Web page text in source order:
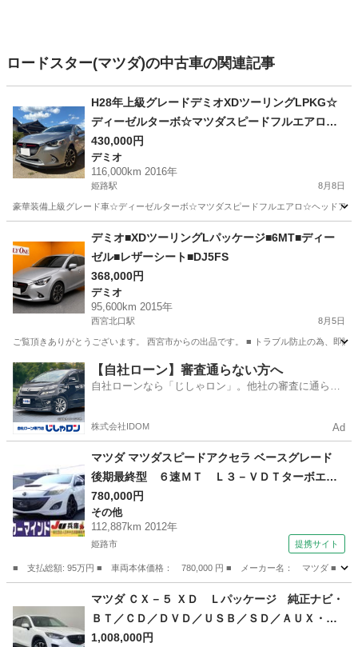
ロードスター(マツダ)の中古車の関連記事
H28年上級グレードデミオXDツーリングLPKG☆
ディーゼルターボ☆マツダスピードフルエアロ☆
レザーシート☆クルコン☆ドラレコ☆車検9年3月
迄！フルセグTV☆バックカメラ☆シートヒーター
430,000円
デミオ
116,000km 2016年
姫路駅 8月8日
豪華装備上級グレード車☆ディーゼルターボ☆マツダスピードフルエアロ☆ヘッドア
姫路駅 デミオ
デミオ■XDツーリングLパッケージ■6MT■ディー
ゼル■レザーシート■DJ5FS
368,000円
デミオ
95,600km 2015年
西宮北口駅 8月5日
ご覧頂きありがとうございます。 西宮市からの出品です。 ■ トラブル防止の為、即
兵庫 西宮市 西宮北口駅 デミオ
【自社ローン】審査通らない方へ
自社ローンなら「じしゃロン」。他社の審査に通らな
株式会社IDOM Ad
マツダ マツダスピードアクセラ ベースグレード
後期最終型 ６速ＭＴ Ｌ３－ＶＤＴターボエン
ジン ２６４ＰＳ スマートキー２本 カロッツ
ェリアＣＤ ＭＤ ＥＴＣ ハーフレザーシー
ト 運転席パワーシート 純正１８インチアル
780,000円
その他
112,887km 2012年
姫路市 提携サイト
■ 支払総額: 95万円 ■ 車両本体価格： 780,000 円 ■ メーカー名： マツダ ■ 車
その他
マツダ ＣＸ－５ ＸＤ Ｌパッケージ 純正ナビ・
ＢＴ／ＣＤ／ＤＶＤ／ＵＳＢ／ＳＤ／ＡＵＸ・バ
ックカメラ・スマートブレーキサポート・スマー
1,008,000円